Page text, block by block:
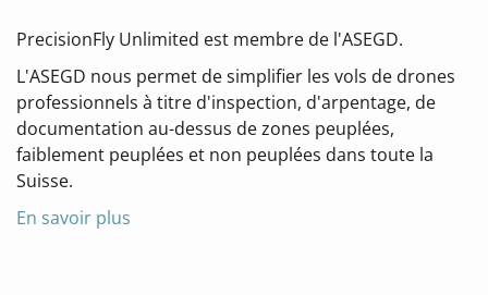
PrecisionFly Unlimited est membre de l'ASEGD.
L'ASEGD nous permet de simplifier les vols de drones
professionnels à titre d'inspection, d'arpentage, de
documentation au-dessus de zones peuplées,
faiblement peuplées et non peuplées dans toute la
Suisse.
En savoir plus